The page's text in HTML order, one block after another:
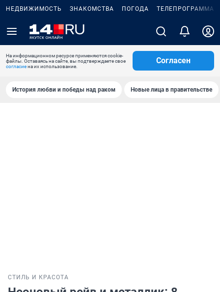
НЕДВИЖИМОСТЬ ЗНАКОМСТВА ПОГОДА ТЕЛЕПРОГРАММА
На информационном ресурсе применяются cookie-
файлы. Оставаясь на сайте, вы подтверждаете свое
согласиена их использование.
Согласен
История любви и победы над раком Новые лица в правительстве
СТИЛЬ И КРАСОТА